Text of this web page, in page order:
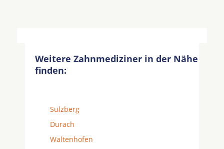
Weitere Zahnmediziner in der Nähe
finden:
Sulzberg
Durach
Waltenhofen